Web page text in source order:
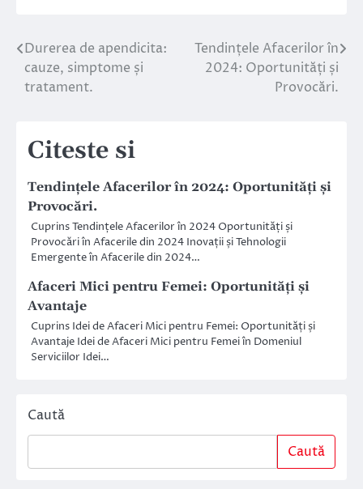
Navigare
în
Durerea de apendicita:
cauze, simptome și
tratament.
Tendințele Afacerilor în
2024: Oportunități și
Provocări.
Citeste si
Tendințele Afacerilor în 2024: Oportunități și
Provocări.
Cuprins Tendințele Afacerilor în 2024 Oportunități și
Provocări în Afacerile din 2024 Inovații și Tehnologii
Emergente în Afacerile din 2024…
Afaceri Mici pentru Femei: Oportunități și
Avantaje
Cuprins Idei de Afaceri Mici pentru Femei: Oportunități și
Avantaje Idei de Afaceri Mici pentru Femei în Domeniul
Serviciilor Idei…
Caută
Caută